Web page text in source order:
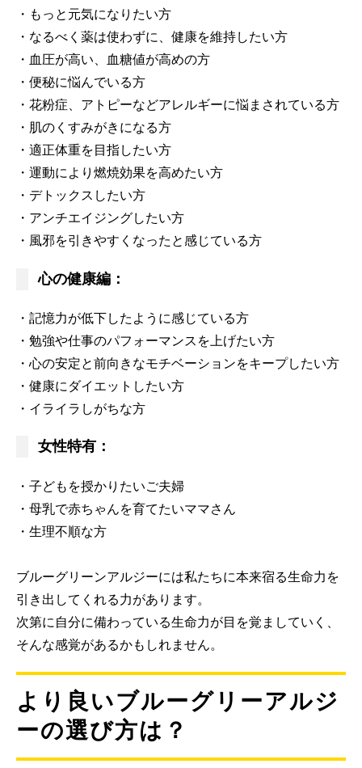
・もっと元気になりたい方
・なるべく薬は使わずに、健康を維持したい方
・血圧が高い、血糖値が高めの方
・便秘に悩んでいる方
・花粉症、アトピーなどアレルギーに悩まされている方
・肌のくすみがきになる方
・適正体重を目指したい方
・運動により燃焼効果を高めたい方
・デトックスしたい方
・アンチエイジングしたい方
・風邪を引きやすくなったと感じている方
心の健康編：
・記憶力が低下したように感じている方
・勉強や仕事のパフォーマンスを上げたい方
・心の安定と前向きなモチベーションをキープしたい方
・健康にダイエットしたい方
・イライラしがちな方
女性特有：
・子どもを授かりたいご夫婦
・母乳で赤ちゃんを育てたいママさん
・生理不順な方
ブルーグリーンアルジーには私たちに本来宿る生命力を
引き出してくれる力があります。
次第に自分に備わっている生命力が目を覚ましていく、
そんな感覚があるかもしれません。
より良いブルーグリーアルジ
ーの選び方は？